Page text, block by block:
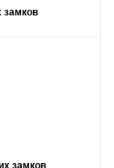
замков
замков